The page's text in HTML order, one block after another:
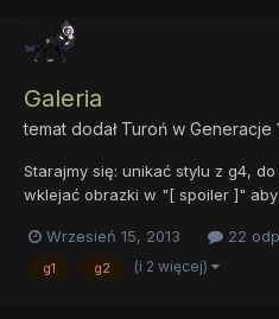
Galeria
temat dodał Turoń w Generacje
Starajmy się: unikać stylu z g4,
wklejać obrazki w "[ spoiler ]" aby
Wrzesień 15, 2013
22
g1 g2 (i 2 więcej)